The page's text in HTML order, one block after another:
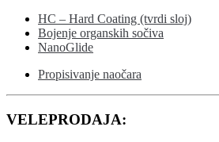
HC – Hard Coating (tvrdi sloj)
Bojenje organskih sočiva
NanoGlide
Propisivanje naočara
VELEPRODAJA: